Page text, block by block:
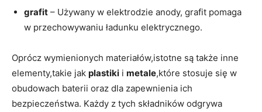
grafit – Używany w elektrodzie anody, grafit pomaga
w przechowywaniu ładunku elektrycznego.
Oprócz wymienionych materiałów,istotne są także ‌inne
elementy,takie jak plastiki i⁣ metale,które ⁣stosuje się w
obudowach ‌baterii oraz dla zapewnienia⁢ ich
bezpieczeństwa. Każdy z tych składników odgrywa